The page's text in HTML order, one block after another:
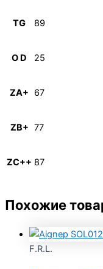
TG 89
O D 25
ZA+ 67
ZB+ 77
ZC++ 87
Похожие
F.R.L.